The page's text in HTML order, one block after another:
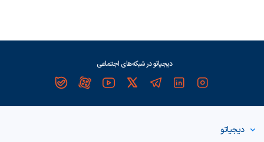
دیجیاتو در شبکه‌های اجتماعی
دیجیاتو